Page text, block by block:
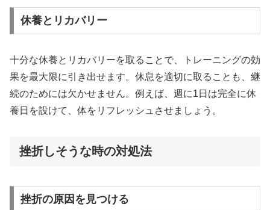
休養とリカバリー
十分な休養とリカバリーを取ることで、トレーニングの効
果を最大限に引き出せます。休息を適切に取ることも、継
続のためには欠かせません。例えば、週に1日は完全に休
養日を設けて、体をリフレッシュさせましょう。
挫折しそうな時の対処法
挫折の原因を見つける